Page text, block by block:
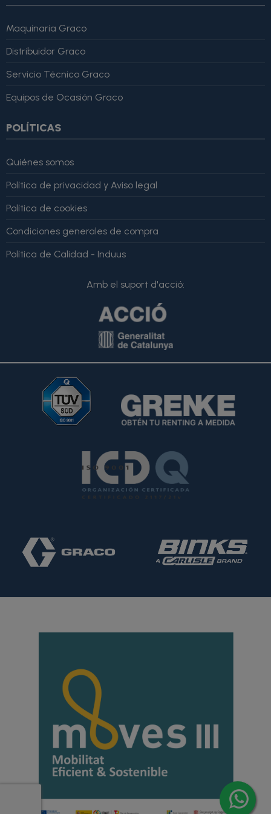
Maquinaria Graco
Distribuidor Graco
Servicio Técnico Graco
Equipos de Ocasión Graco
POLÍTICAS
Quiénes somos
Política de privacidad y Aviso legal
Política de cookies
Condiciones generales de compra
Política de Calidad - Induus
Amb el suport d'acció: